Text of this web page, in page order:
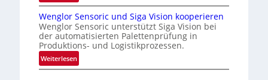
i
n
C
h
n
P
l
u
b
N
e
u
e
R
i
Wenglor Sensoric und Siga Vision kooperieren
Wenglor Sensoric unterstützt Siga Vision bei
der automatisierten Palettenprüfung in
Produktions- und Logistikprozessen.
Weiterlesen:
W